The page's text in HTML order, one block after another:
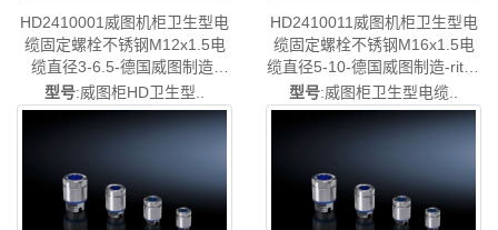
HD2410001威图机柜卫生型电
缆固定螺栓不锈钢M12x1.5电
缆直径3-6.5-德国威图制造-
rittal威图空调维修机柜威图电
柜威图母线威图风扇威图售后
HD2410.001
型号:威图柜HD卫生型..
HD2410011威图机柜卫生型电
缆固定螺栓不锈钢M16x1.5电
缆直径5-10-德国威图制造-rittal
威图空调维修机柜威图电柜威
图母线威图风扇威图售后
HD2410.011
型号:威图柜卫生型电缆..